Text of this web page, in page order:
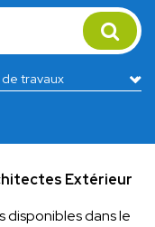
Extérieur
disponibles dans le